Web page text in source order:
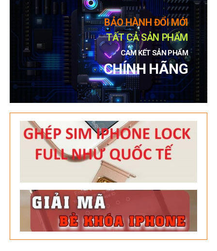
BẢO HÀNH ĐỔI MỚI
TẤT CẢ SẢN PHẨM
CAM KẾT SẢN PHẨM
CHÍNH HÃNG